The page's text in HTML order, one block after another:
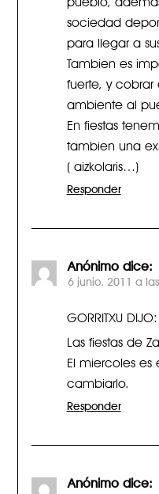
sociedad
para llegar a
Tambien es
fuerte, y
ambiente al
En fiestas
tambien una
( aizkolaris…)
Responder
Anónimo dice:
6 junio, 2011 a
GORRITXU DIJO:
Las fiestas de
El miercoles es
cambiarlo.
Responder
Anónimo dice: